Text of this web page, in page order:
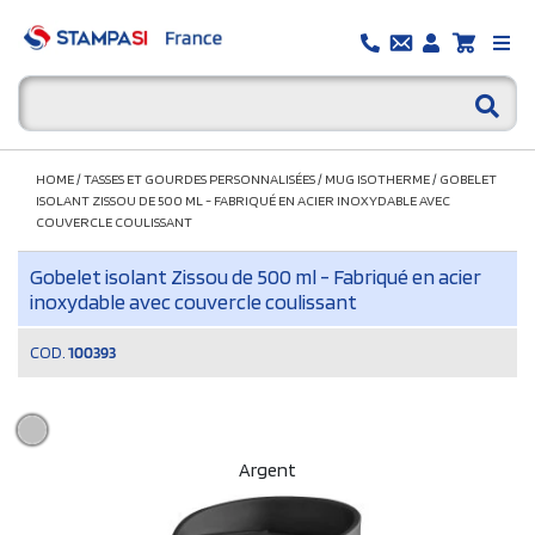
HOME/TASSES ET GOURDES PERSONNALISÉES/ MUG ISOTHERME/ GOBELET
ISOLANT ZISSOU DE 500 ML - FABRIQUÉ EN ACIER INOXYDABLE AVEC
COUVERCLE COULISSANT
Gobelet isolant Zissou de 500 ml - Fabriqué en acier
inoxydable avec couvercle coulissant
COD. 100393
Argent